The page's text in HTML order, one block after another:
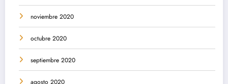
noviembre 2020
octubre 2020
septiembre 2020
agosto 2020